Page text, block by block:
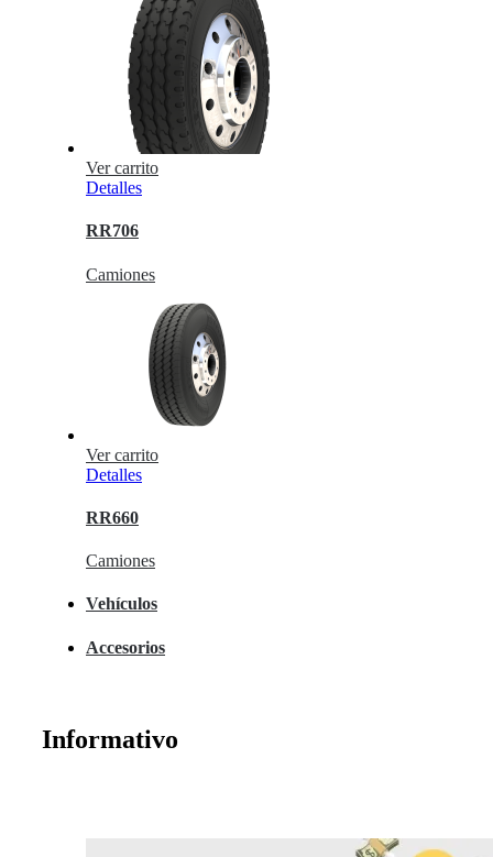
Ver carrito
Detalles
RR706
Camiones
Ver carrito
Detalles
RR660
Camiones
Vehículos
Accesorios
Informativo